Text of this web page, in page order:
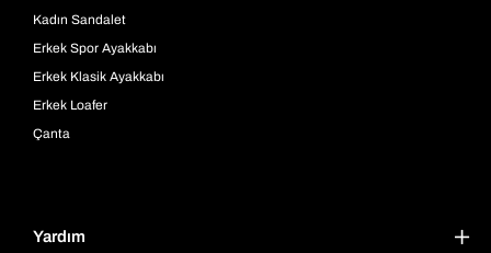
Kadın Sandalet
Erkek Spor Ayakkabı
Erkek Klasik Ayakkabı
Erkek Loafer
Çanta
Yardım